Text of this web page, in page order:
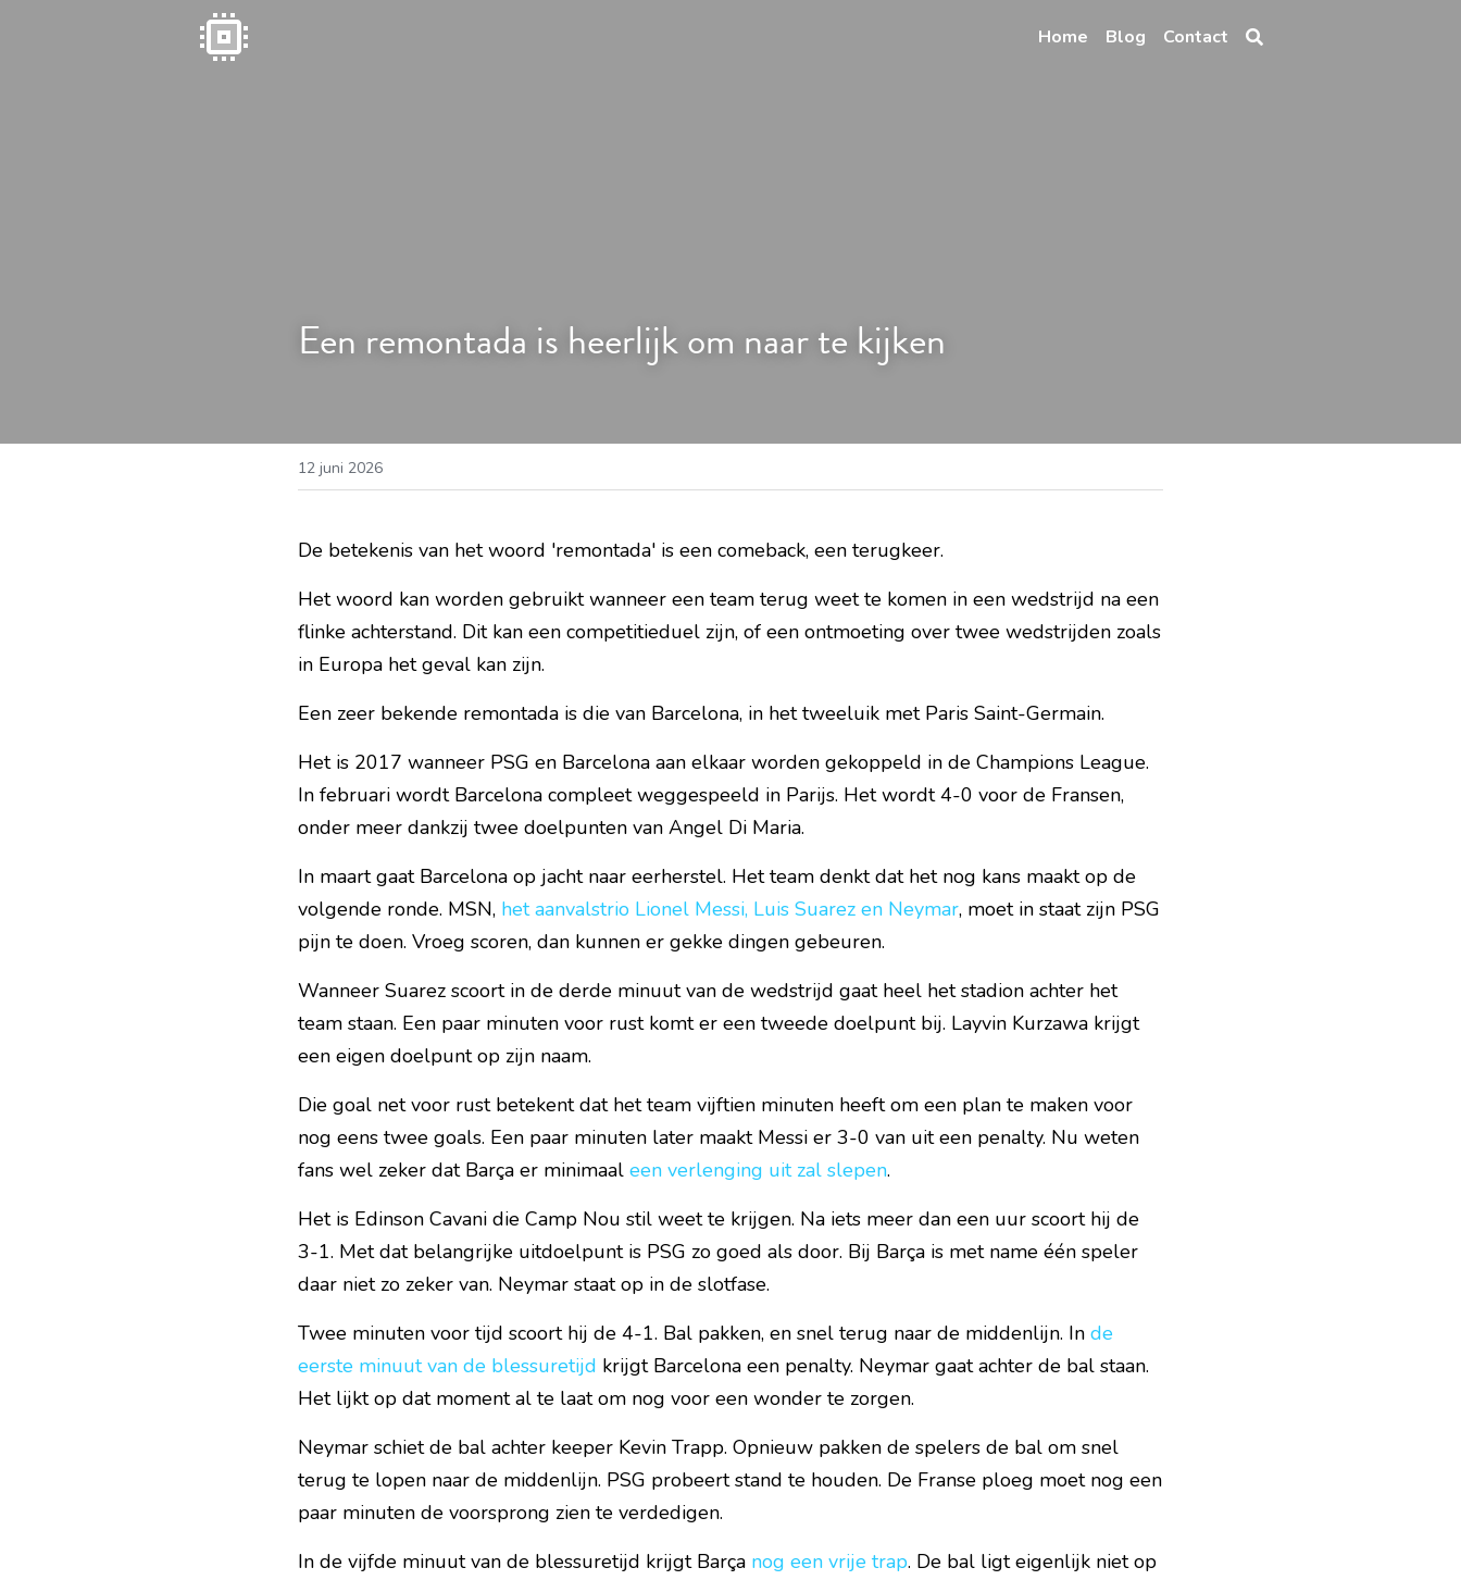
Home Blog Contact
Een remontada is heerlijk om naar te kijken
12 juni 2026
De betekenis van het woord 'remontada' is een comeback, een terugkeer.
Het woord kan worden gebruikt wanneer een team terug weet te komen in een wedstrijd na een
flinke achterstand. Dit kan een competitieduel zijn, of een ontmoeting over twee wedstrijden zoals
in Europa het geval kan zijn.
Een zeer bekende remontada is die van Barcelona, in het tweeluik met Paris Saint-Germain.
Het is 2017 wanneer PSG en Barcelona aan elkaar worden gekoppeld in de Champions League.
In februari wordt Barcelona compleet weggespeeld in Parijs. Het wordt 4-0 voor de Fransen,
onder meer dankzij twee doelpunten van Angel Di Maria.
In maart gaat Barcelona op jacht naar eerherstel. Het team denkt dat het nog kans maakt op de
volgende ronde. MSN, het aanvalstrio Lionel Messi, Luis Suarez en Neymar, moet in staat zijn PSG
pijn te doen. Vroeg scoren, dan kunnen er gekke dingen gebeuren.
Wanneer Suarez scoort in de derde minuut van de wedstrijd gaat heel het stadion achter het
team staan. Een paar minuten voor rust komt er een tweede doelpunt bij. Layvin Kurzawa krijgt
een eigen doelpunt op zijn naam.
Die goal net voor rust betekent dat het team vijftien minuten heeft om een plan te maken voor
nog eens twee goals. Een paar minuten later maakt Messi er 3-0 van uit een penalty. Nu weten
fans wel zeker dat Barça er minimaal een verlenging uit zal slepen.
Het is Edinson Cavani die Camp Nou stil weet te krijgen. Na iets meer dan een uur scoort hij de
3-1. Met dat belangrijke uitdoelpunt is PSG zo goed als door. Bij Barça is met name één speler
daar niet zo zeker van. Neymar staat op in de slotfase.
Twee minuten voor tijd scoort hij de 4-1. Bal pakken, en snel terug naar de middenlijn. In de
eerste minuut van de blessuretijd krijgt Barcelona een penalty. Neymar gaat achter de bal staan.
Het lijkt op dat moment al te laat om nog voor een wonder te zorgen.
Neymar schiet de bal achter keeper Kevin Trapp. Opnieuw pakken de spelers de bal om snel
terug te lopen naar de middenlijn. PSG probeert stand te houden. De Franse ploeg moet nog een
paar minuten de voorsprong zien te verdedigen.
In de vijfde minuut van de blessuretijd krijgt Barça nog een vrije trap. De bal ligt eigenlijk niet op